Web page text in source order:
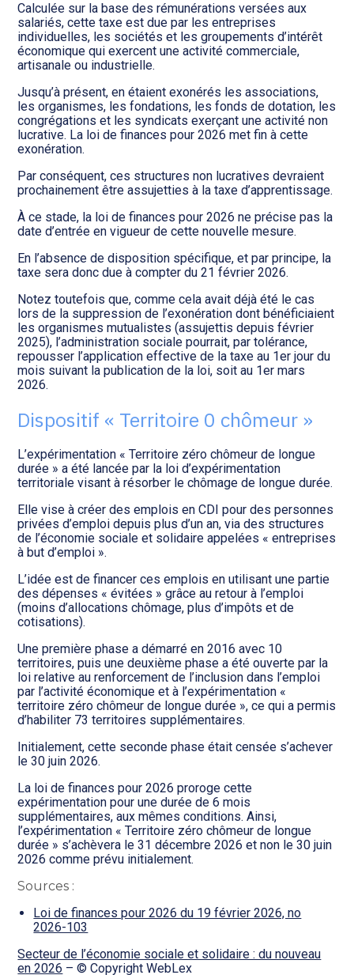
Calculée sur la base des rémunérations versées aux
salariés, cette taxe est due par les entreprises
individuelles, les sociétés et les groupements d’intérêt
économique qui exercent une activité commerciale,
artisanale ou industrielle.
Jusqu’à présent, en étaient exonérés les associations,
les organismes, les fondations, les fonds de dotation, les
congrégations et les syndicats exerçant une activité non
lucrative. La loi de finances pour 2026 met fin à cette
exonération.
Par conséquent, ces structures non lucratives devraient
prochainement être assujetties à la taxe d’apprentissage.
À ce stade, la loi de finances pour 2026 ne précise pas la
date d’entrée en vigueur de cette nouvelle mesure.
En l’absence de disposition spécifique, et par principe, la
taxe sera donc due à compter du 21 février 2026.
Notez toutefois que, comme cela avait déjà été le cas
lors de la suppression de l’exonération dont bénéficiaient
les organismes mutualistes (assujettis depuis février
2025), l’administration sociale pourrait, par tolérance,
repousser l’application effective de la taxe au 1er jour du
mois suivant la publication de la loi, soit au 1er mars
2026.
Dispositif « Territoire 0 chômeur »
L’expérimentation « Territoire zéro chômeur de longue
durée » a été lancée par la loi d’expérimentation
territoriale visant à résorber le chômage de longue durée.
Elle vise à créer des emplois en CDI pour des personnes
privées d’emploi depuis plus d’un an, via des structures
de l’économie sociale et solidaire appelées « entreprises
à but d’emploi ».
L’idée est de financer ces emplois en utilisant une partie
des dépenses « évitées » grâce au retour à l’emploi
(moins d’allocations chômage, plus d’impôts et de
cotisations).
Une première phase a démarré en 2016 avec 10
territoires, puis une deuxième phase a été ouverte par la
loi relative au renforcement de l’inclusion dans l’emploi
par l’activité économique et à l’expérimentation «
territoire zéro chômeur de longue durée », ce qui a permis
d’habiliter 73 territoires supplémentaires.
Initialement, cette seconde phase était censée s’achever
le 30 juin 2026.
La loi de finances pour 2026 proroge cette
expérimentation pour une durée de 6 mois
supplémentaires, aux mêmes conditions. Ainsi,
l’expérimentation « Territoire zéro chômeur de longue
durée » s’achèvera le 31 décembre 2026 et non le 30 juin
2026 comme prévu initialement.
Sources :
Loi de finances pour 2026 du 19 février 2026, no
2026-103
Secteur de l’économie sociale et solidaire : du nouveau
en 2026 – © Copyright WebLex